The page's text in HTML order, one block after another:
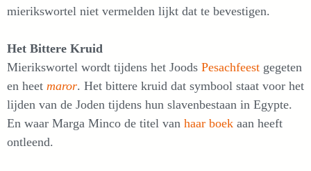
mierikswortel niet vermelden lijkt dat te bevestigen.
Het Bittere Kruid
Mierikswortel wordt tijdens het Joods Pesachfeest gegeten
en heet maror. Het bittere kruid dat symbool staat voor het
lijden van de Joden tijdens hun slavenbestaan in Egypte.
En waar Marga Minco de titel van haar boek aan heeft
ontleend.